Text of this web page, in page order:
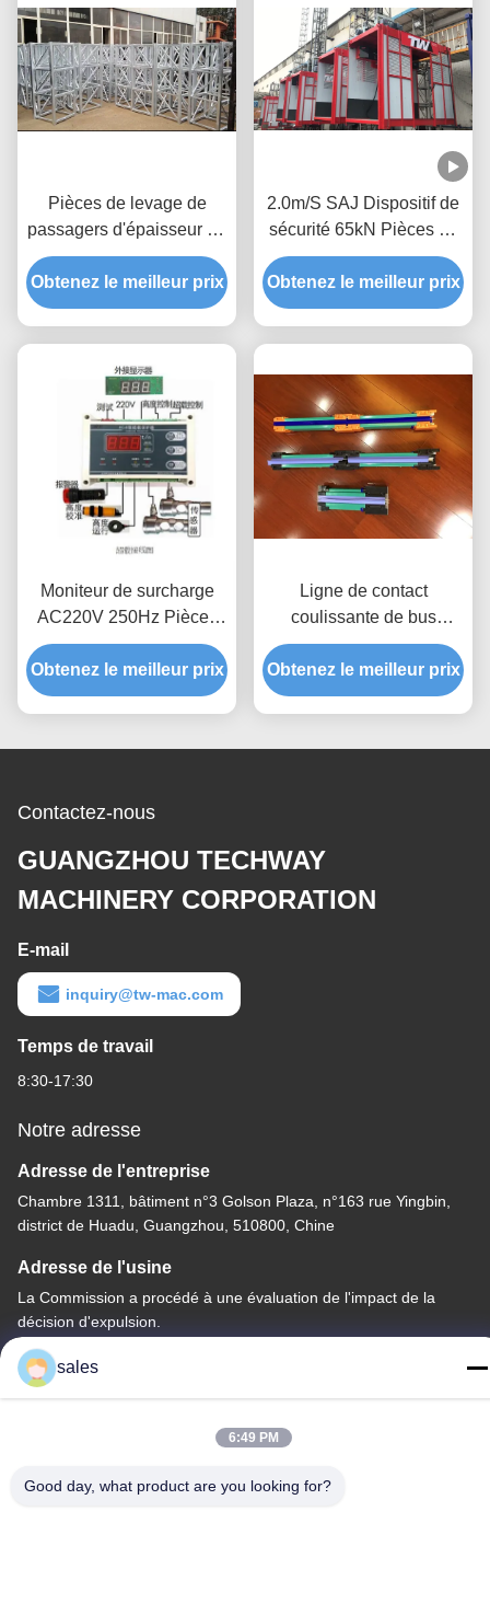
Pièces de levage de
passagers d'épaisseur de
4,0 mm Tour de mât avec
support pour levage de
bâtiment WICKHAM
Obtenez le meilleur prix
2.0m/S SAJ Dispositif de
sécurité 65kN Pièces de
rechange de levage CCC
approuvé
Obtenez le meilleur prix
Moniteur de surcharge
AC220V 250Hz Pièces
de rechange de levage
avec affichage numérique
Obtenez le meilleur prix
Ligne de contact
coulissante de bus
électrique en cuivre
flexible de 16 mm2
réutilisable
Obtenez le meilleur prix
Contactez-nous
GUANGZHOU TECHWAY
MACHINERY CORPORATION
E-mail
inquiry@tw-mac.com
Temps de travail
8:30-17:30
Notre adresse
Adresse de l'entreprise
Chambre 1311, bâtiment n°3 Golson Plaza, n°163 rue Yingbin,
district de Huadu, Guangzhou, 510800, Chine
Adresse de l'usine
La Commission a procédé à une évaluation de l'impact de la
décision d'expulsion.
Télégramme
86-20-36969420
sales
6:49 PM
Good day, what product are you looking for?